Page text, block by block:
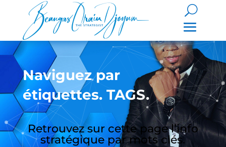
Naviguez par
étiquettes. TAGS.
Retrouvez sur cette page l’info
stratégique par mots clés.